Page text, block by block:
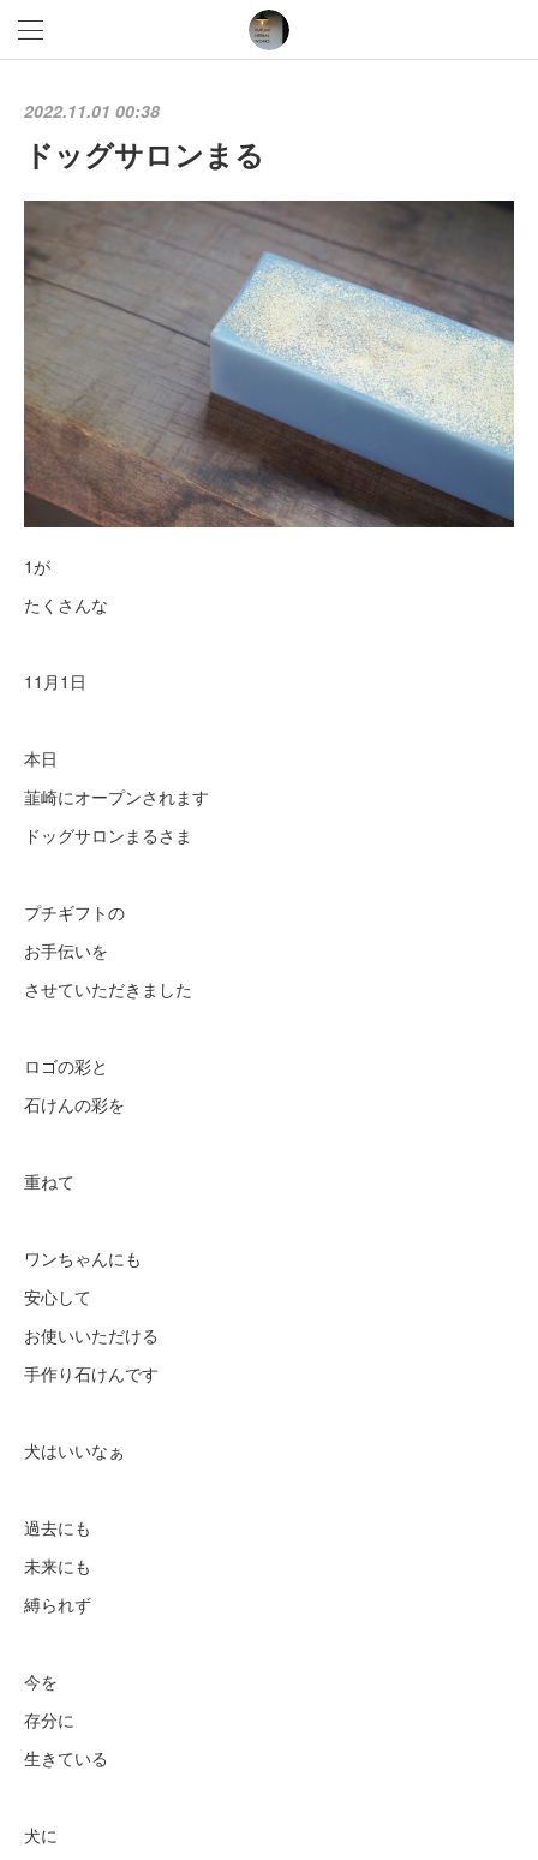
2022.11.01 00:38
ドッグサロンまる
1が
たくさんな
11月1日
本日
韮崎にオープンされます
ドッグサロンまるさま
プチギフトの
お手伝いを
させていただきました
ロゴの彩と
石けんの彩を
重ねて
ワンちゃんにも
安心して
お使いいただける
手作り石けんです
犬はいいなぁ
過去にも
未来にも
縛られず
今を
存分に
生きている
犬に